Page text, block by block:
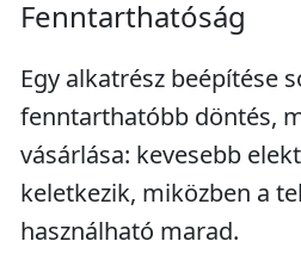
Fenntarthatóság
Egy alkatrész beépítése
fenntarthatóbb döntés,
vásárlása: kevesebb
keletkezik, miközben a
használható marad.